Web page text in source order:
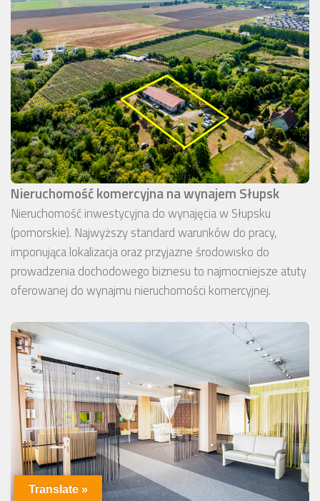
Nieruchomość komercyjna na wynajem Słupsk
Nieruchomość inwestycyjna do wynajęcia w Słupsku
(pomorskie). Najwyższy standard warunków do pracy,
imponująca lokalizacja oraz przyjazne środowisko do
prowadzenia dochodowego biznesu to najmocniejsze atuty
oferowanej do wynajmu nieruchomości komercyjnej.
Translate »